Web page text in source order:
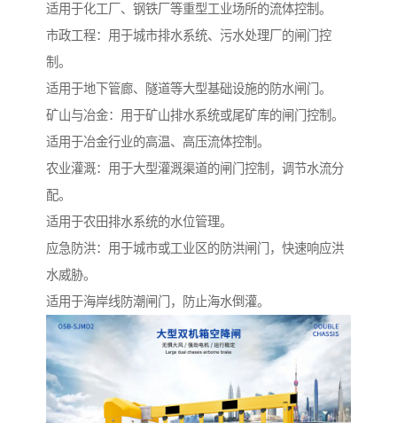
适用于化工厂、钢铁厂等重型工业场所的流体控制。
市政工程：用于城市排水系统、污水处理厂的闸门控
制。
适用于地下管廊、隧道等大型基础设施的防水闸门。
矿山与冶金：用于矿山排水系统或尾矿库的闸门控制。
适用于冶金行业的高温、高压流体控制。
农业灌溉：用于大型灌溉渠道的闸门控制，调节水流分
配。
适用于农田排水系统的水位管理。
应急防洪：用于城市或工业区的防洪闸门，快速响应洪
水威胁。
适用于海岸线防潮闸门，防止海水倒灌。